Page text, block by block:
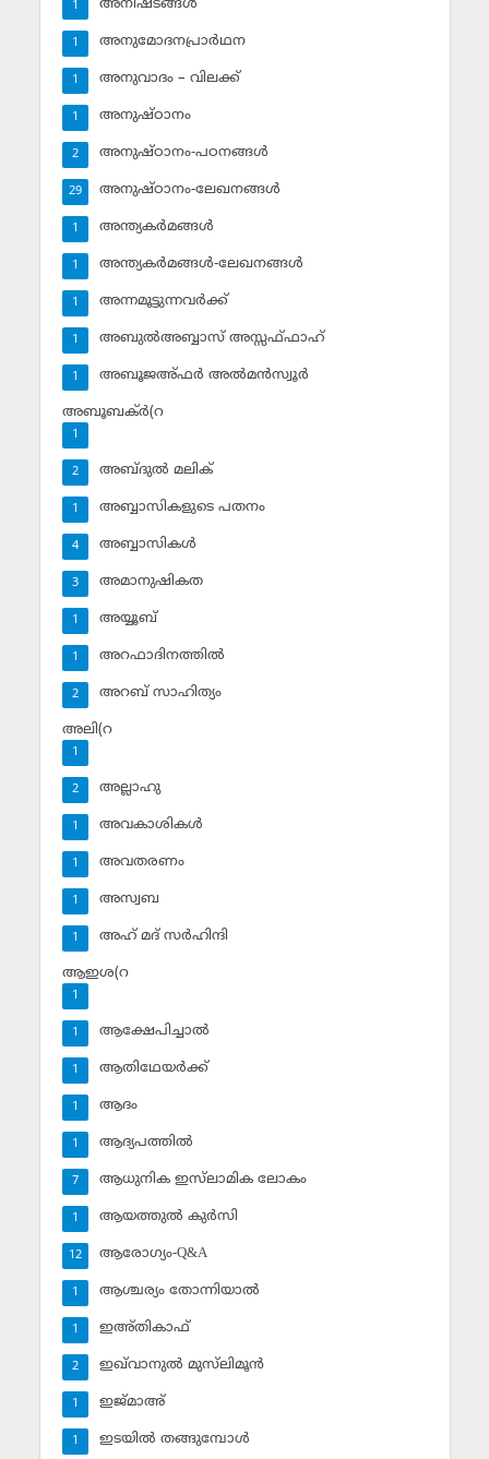
അനിഷ്ടങ്ങള്‍
1
അനുമോദനപ്രാര്‍ഥന
1
അനുവാദം – വിലക്ക്‌
1
അനുഷ്ഠാനം
1
അനുഷ്ഠാനം-പഠനങ്ങള്‍
2
അനുഷ്ഠാനം-ലേഖനങ്ങള്‍
29
അന്ത്യകര്‍മങ്ങള്‍
1
അന്ത്യകര്‍മങ്ങള്‍-ലേഖനങ്ങള്‍
1
അന്നമൂട്ടുന്നവര്‍ക്ക്
1
അബുല്‍അബ്ബാസ് അസ്സഫ്ഫാഹ്‌
1
അബൂജഅ്ഫര്‍ അല്‍മന്‍സ്വൂര്‍
1
അബൂബക്ര്‍(റ
1
അബ്ദുല്‍ മലിക്‌
2
അബ്ബാസികളുടെ പതനം
1
അബ്ബാസികള്‍
4
അമാനുഷികത
3
അയ്യൂബ്‌
1
അറഫാദിനത്തില്‍
1
അറബ് സാഹിത്യം
2
അലി(റ
1
അല്ലാഹു
2
അവകാശികള്‍
1
അവതരണം
1
അസ്വബ
1
അഹ് മദ് സര്‍ഹിന്ദി
1
ആഇശ(റ
1
ആക്ഷേപിച്ചാല്‍
1
ആതിഥേയര്‍ക്ക്
1
ആദം
1
ആദ്യപത്തില്‍
1
ആധുനിക ഇസ്‌ലാമിക ലോകം
7
ആയത്തുല്‍ കുര്‍സി
1
ആരോഗ്യം-Q&A
12
ആശ്ചര്യം തോന്നിയാല്‍
1
ഇഅ്തികാഫ്‌
1
ഇഖ്‌വാനുല്‍ മുസ്‌ലിമൂന്‍
2
ഇജ്മാഅ്
1
ഇടയില്‍ തങ്ങുമ്പോള്‍
1